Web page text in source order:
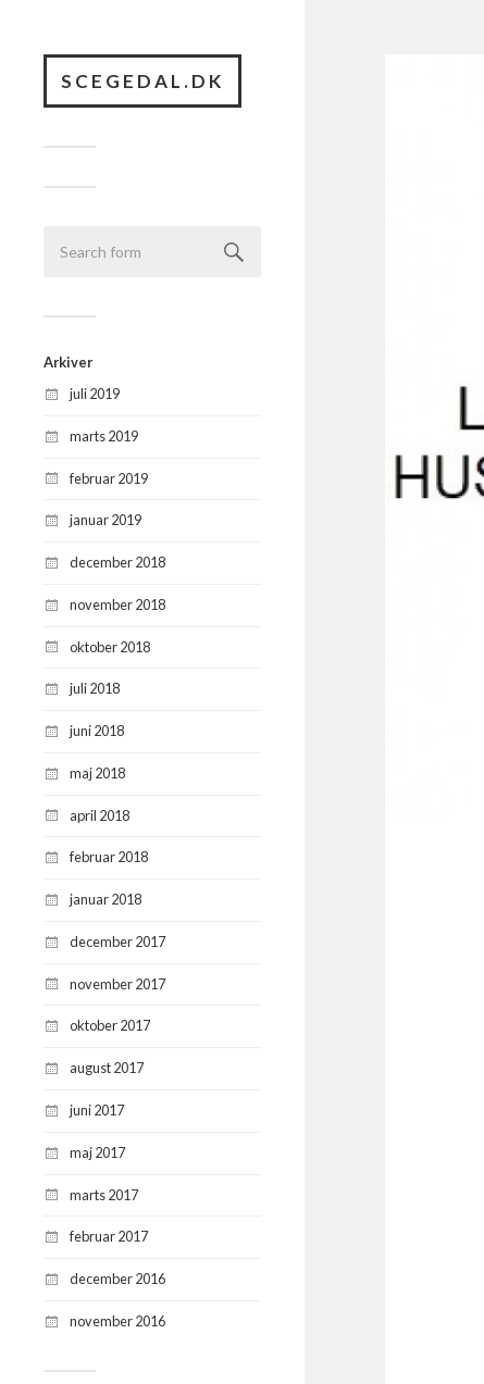
SCEGEDAL.DK
Arkiver
juli 2019
marts 2019
februar 2019
januar 2019
december 2018
november 2018
oktober 2018
juli 2018
juni 2018
maj 2018
april 2018
februar 2018
januar 2018
december 2017
november 2017
oktober 2017
august 2017
juni 2017
maj 2017
marts 2017
februar 2017
december 2016
november 2016